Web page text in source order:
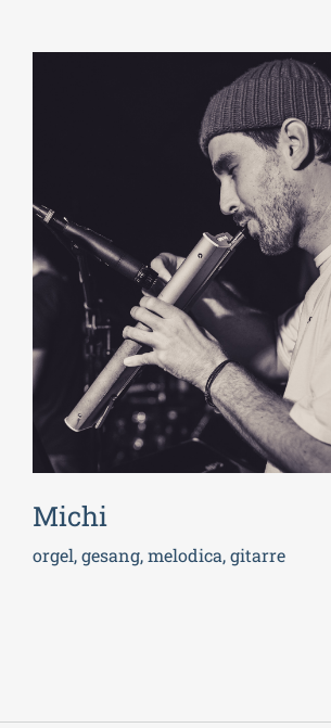
Michi
orgel, gesang, melodica, gitarre